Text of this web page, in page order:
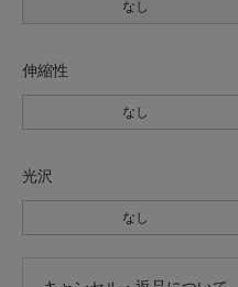
なし
伸縮性
なし
光沢
なし